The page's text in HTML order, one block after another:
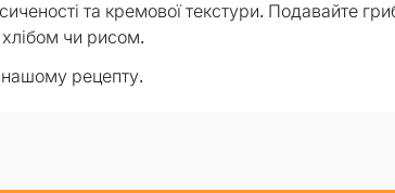
та кремової текстури. Подавайте
хлібом чи рисом.
рецепту.